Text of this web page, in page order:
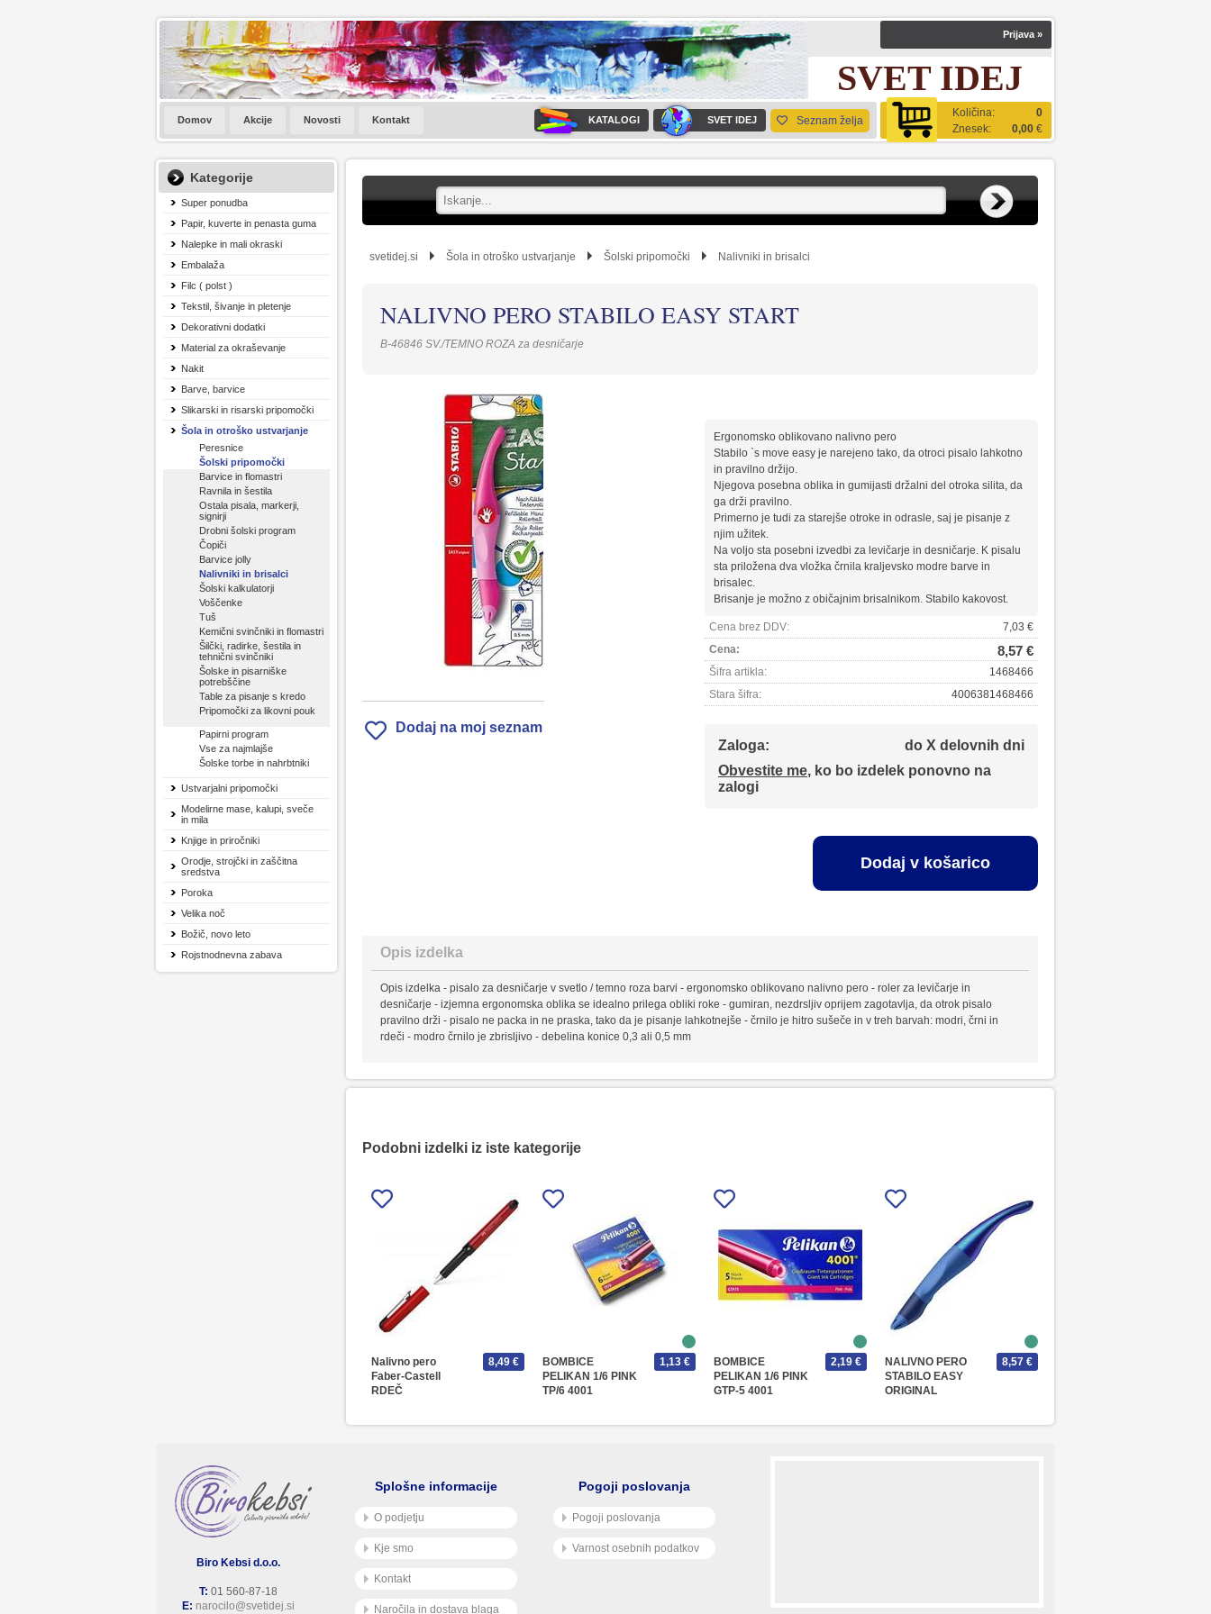
Prijava »
SVET IDEJ
Količina:
0
Znesek:
0,00 €
Domov Akcije Novosti Kontakt KATALOGI SVET IDEJ Seznam želja
Kategorije
Super ponudba
Papir, kuverte in penasta guma
Nalepke in mali okraski
Embalaža
Filc ( polst )
Tekstil, šivanje in pletenje
Dekorativni dodatki
Material za okraševanje
Nakit
Barve, barvice
Slikarski in risarski pripomočki
Šola in otroško ustvarjanje
Peresnice
Šolski pripomočki
Barvice in flomastri
Ravnila in šestila
Ostala pisala, markerji,
signirji
Drobni šolski program
Čopiči
Barvice jolly
Nalivniki in brisalci
Šolski kalkulatorji
Voščenke
Tuš
Kemični svinčniki in flomastri
Šilčki, radirke, šestila in
tehnični svinčniki
Šolske in pisarniške
potrebščine
Table za pisanje s kredo
Pripomočki za likovni pouk
Papirni program
Vse za najmlajše
Šolske torbe in nahrbtniki
Ustvarjalni pripomočki
Modelirne mase, kalupi, sveče
in mila
Knjige in priročniki
Orodje, strojčki in zaščitna
sredstva
Poroka
Velika noč
Božič, novo leto
Rojstnodnevna zabava
svetidej.si Šola in otroško ustvarjanje Šolski pripomočki Nalivniki in brisalci
NALIVNO PERO STABILO EASY START
B-46846 SV./TEMNO ROZA za desničarje
Dodaj na moj seznam
Ergonomsko oblikovano nalivno pero
Stabilo `s move easy je narejeno tako, da otroci pisalo lahkotno
in pravilno držijo.
Njegova posebna oblika in gumijasti držalni del otroka silita, da
ga drži pravilno.
Primerno je tudi za starejše otroke in odrasle, saj je pisanje z
njim užitek.
Na voljo sta posebni izvedbi za levičarje in desničarje. K pisalu
sta priložena dva vložka črnila kraljevsko modre barve in
brisalec.
Brisanje je možno z običajnim brisalnikom. Stabilo kakovost.
Cena brez DDV:
7,03 €
Cena:
8,57 €
Šifra artikla:
1468466
Stara šifra:
4006381468466
Zaloga:
do X delovnih dni
Obvestite me, ko bo izdelek ponovno na
zalogi
Dodaj v košarico
Opis izdelka
Opis izdelka - pisalo za desničarje v svetlo / temno roza barvi - ergonomsko oblikovano nalivno pero - roler za levičarje in
desničarje - izjemna ergonomska oblika se idealno prilega obliki roke - gumiran, nezdrsljiv oprijem zagotavlja, da otrok pisalo
pravilno drži - pisalo ne packa in ne praska, tako da je pisanje lahkotnejše - črnilo je hitro sušeče in v treh barvah: modri, črni in
rdeči - modro črnilo je zbrisljivo - debelina konice 0,3 ali 0,5 mm
Podobni izdelki iz iste kategorije
Nalivno pero
Faber-Castell
RDEČ
8,49 €
BOMBICE
PELIKAN 1/6 PINK
TP/6 4001
1,13 €
BOMBICE
PELIKAN 1/6 PINK
GTP-5 4001
2,19 €
NALIVNO PERO
STABILO EASY
ORIGINAL
8,57 €
Biro Kebsi d.o.o.
T: 01 560-87-18
E: narocilo@svetidej.si
Splošne informacije
O podjetju
Kje smo
Kontakt
Naročila in dostava blaga
Pogoji poslovanja
Pogoji poslovanja
Varnost osebnih podatkov